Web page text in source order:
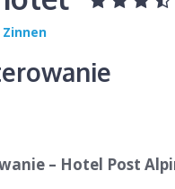
Zinnen
– Hotel Post